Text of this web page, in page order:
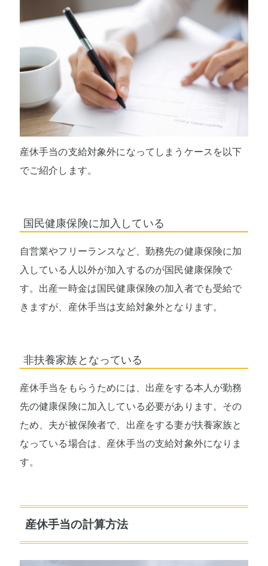
産休手当の支給対象外になってしまうケースを以下
でご紹介します。
国民健康保険に加入している
自営業やフリーランスなど、勤務先の健康保険に加
入している人以外が加入するのが国民健康保険で
す。出産一時金は国民健康保険の加入者でも受給で
きますが、産休手当は支給対象外となります。
非扶養家族となっている
産休手当をもらうためには、出産をする本人が勤務
先の健康保険に加入している必要があります。その
ため、夫が被保険者で、出産をする妻が扶養家族と
なっている場合は、産休手当の支給対象外になりま
す。
産休手当の計算方法